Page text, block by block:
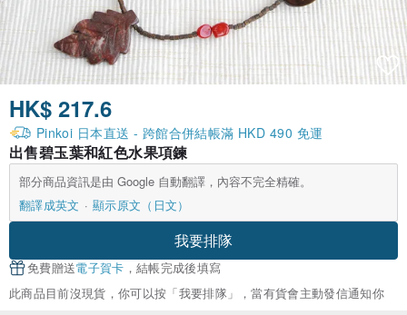
HK$ 217.6
Pinkoi 日本直送 - 跨館合併結帳滿 HKD 490 免運
出售碧玉葉和紅色水果項鍊
部分商品資訊是由 Google 自動翻譯，內容不完全精確。
翻譯成英文
顯示原文（日文）
我要排隊
免費贈送電子賀卡 ，結帳完成後填寫
此商品目前沒現貨，你可以按「我要排隊」，當有貨會主動發信通知你